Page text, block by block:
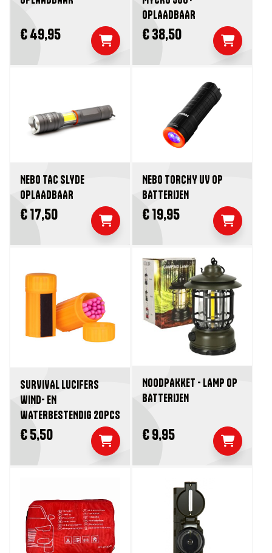
€ 49,95
OPLAADBAAR
€ 38,50
NEBO TAC SLYDE
OPLAADBAAR
€ 17,50
NEBO TORCHY UV OP
BATTERIJEN
€ 19,95
SURVIVAL LUCIFERS
WIND- EN
WATERBESTENDIG 20PCS
€ 5,50
NOODPAKKET - LAMP OP
BATTERIJEN
€ 9,95